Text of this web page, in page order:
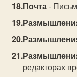
Почта-
редакторах